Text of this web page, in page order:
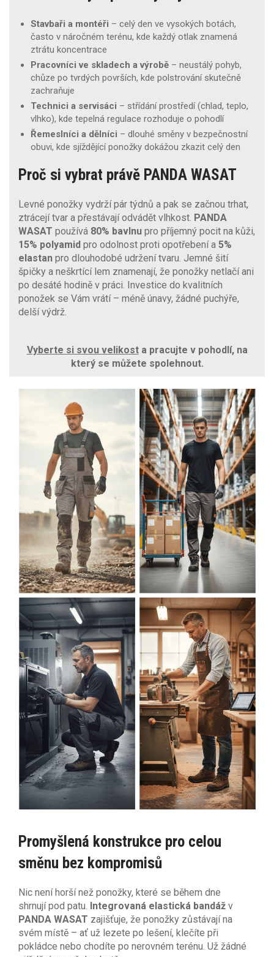
Stavbaři a montéři – celý den ve vysokých botách,
často v náročném terénu, kde každý otlak znamená
ztrátu koncentrace
Pracovníci ve skladech a výrobě – neustálý pohyb,
chůze po tvrdých površích, kde polstrování skutečně
zachraňuje
Technici a servisáci – střídání prostředí (chlad, teplo,
vlhko), kde tepelná regulace rozhoduje o pohodlí
Řemeslníci a dělníci – dlouhé směny v bezpečnostní
obuvi, kde sjíždějící ponožky dokážou zkazit celý den
Proč si vybrat právě PANDA WASAT
Levné ponožky vydrží pár týdnů a pak se začnou trhat,
ztrácejí tvar a přestávají odvádět vlhkost. PANDA
WASAT používá 80% bavlnu pro příjemný pocit na kůži,
15% polyamid pro odolnost proti opotřebení a 5%
elastan pro dlouhodobé udržení tvaru. Jemné šití
špičky a neškrtící lem znamenají, že ponožky netlačí ani
po desáté hodině v práci. Investice do kvalitních
ponožek se Vám vrátí – méně únavy, žádné puchýře,
delší výdrž.
Vyberte si svou velikosta pracujte v pohodlí, na
který se můžete spolehnout.
Promyšlená konstrukce pro celou
směnu bez kompromisů
Nic není horší než ponožky, které se během dne
shrnují pod patu. Integrovaná elastická bandáž v
PANDA WASAT zajišťuje, že ponožky zůstávají na
svém místě – ať už lezete po lešení, klečíte při
pokládce nebo chodíte po nerovném terénu. Už žádné